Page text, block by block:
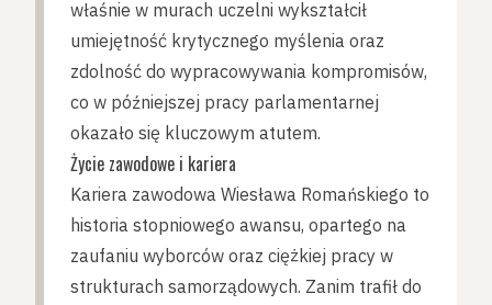
właśnie w murach uczelni wykształcił
umiejętność krytycznego myślenia oraz
zdolność do wypracowywania kompromisów,
co w późniejszej pracy parlamentarnej
okazało się kluczowym atutem.
Życie zawodowe i kariera
Kariera zawodowa Wiesława Romańskiego to
historia stopniowego awansu, opartego na
zaufaniu wyborców oraz ciężkiej pracy w
strukturach samorządowych. Zanim trafił do